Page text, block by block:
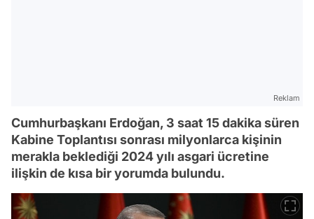
Reklam
Cumhurbaşkanı Erdoğan, 3 saat 15 dakika süren
Kabine Toplantısı sonrası milyonlarca kişinin
merakla beklediği 2024 yılı asgari ücretine
ilişkin de kısa bir yorumda bulundu.